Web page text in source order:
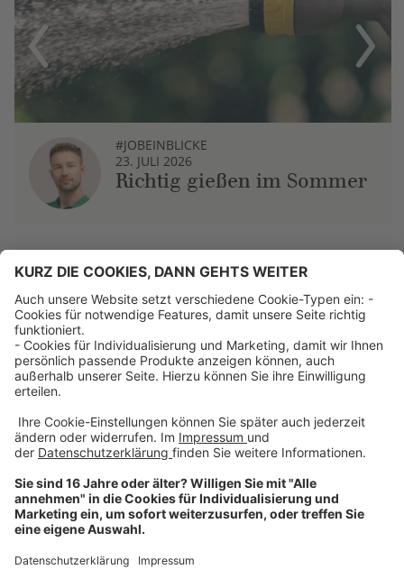
Previous
#JOBEINBLICKE
23. JULI 2026
Richtig gießen im Sommer
Next
Über uns
Dehner Unternehmen
Jobs bei Dehner